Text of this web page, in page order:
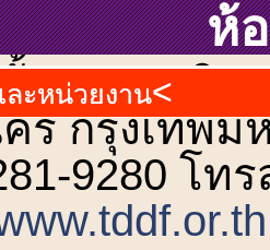
ห้
ะหน่วยงาน
น 2 ถนนวิ
ร กรุงเทพม
9280 โท